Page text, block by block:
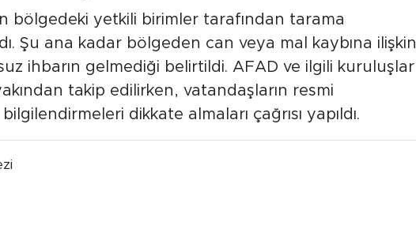
bölgedeki yetkili birimler tarafından tarama
Şu ana kadar bölgeden can veya mal kaybına ilişkin
ihbarın gelmediği belirtildi. AFAD ve ilgili kuruluşlar
takip edilirken, vatandaşların resmi
dikkate almaları çağrısı yapıldı.